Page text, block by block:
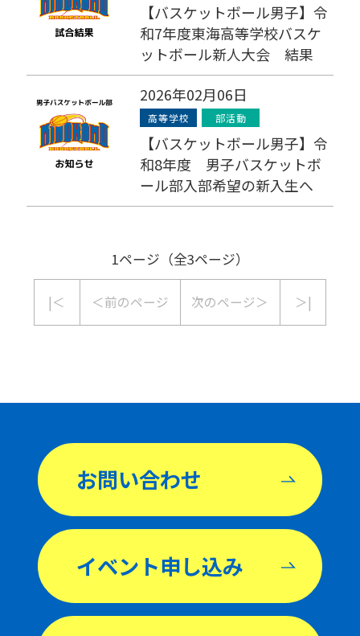
【バスケットボール男子】令
和7年度東海高等学校バスケ
ットボール新人大会 結果
2026年02月06日
高等学校 部活動
【バスケットボール男子】令
和8年度 男子バスケットボ
ール部入部希望の新入生へ
1ページ（全3ページ）
|＜ ＜前のページ 次のページ＞ ＞|
お問い合わせ
イベント申し込み